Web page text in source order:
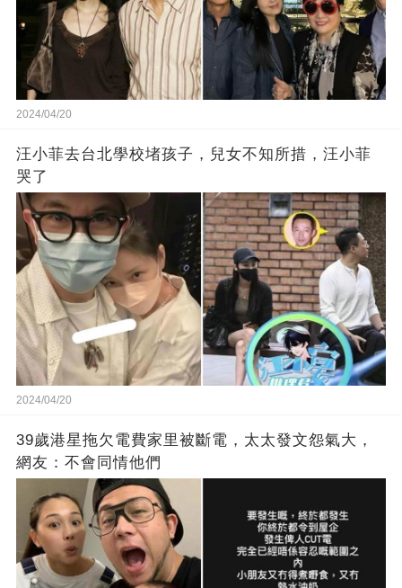
2024/04/20
汪小菲去台北學校堵孩子，兒女不知所措，汪小菲
哭了
2024/04/20
39歲港星拖欠電費家里被斷電，太太發文怨氣大，
網友：不會同情他們